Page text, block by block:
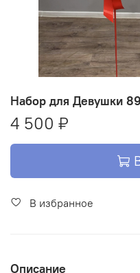
Набор для Девушки
4 500 ₽
В избранное
Описание